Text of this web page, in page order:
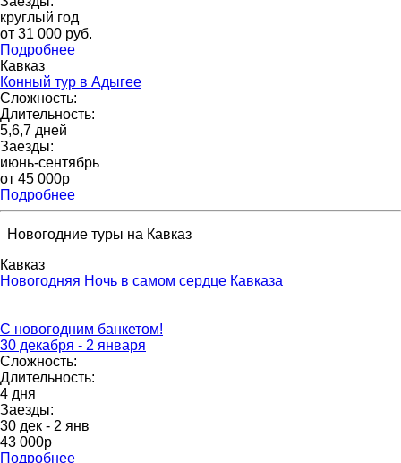
круглый год
от 31 000 pуб.
Подробнее
Кавказ
Конный тур в Адыгее
Сложность:
Длительность:
5,6,7 дней
Заезды:
июнь-сентябрь
от 45 000p
Подробнее
Новогодние туры на Кавказ
Кавказ
Новогодняя Ночь в самом сердце Кавказа
С новогодним банкетом!
30 декабря - 2 января
Сложность:
Длительность:
4 дня
Заезды:
30 дек - 2 янв
43 000p
Подробнее